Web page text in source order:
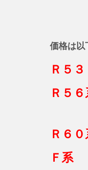
価格は以
Ｒ
Ｒ５
（推
Ｒ６
Ｆ